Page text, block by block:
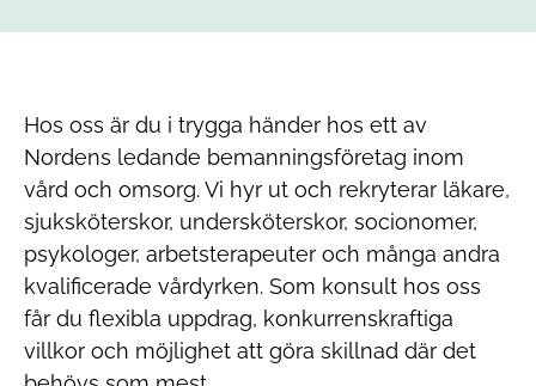
Hos oss är du i trygga händer hos ett av
Nordens ledande bemanningsföretag inom
vård och omsorg. Vi hyr ut och rekryterar läkare,
sjuksköterskor, undersköterskor, socionomer,
psykologer, arbetsterapeuter och många andra
kvalificerade vårdyrken. Som konsult hos oss
får du flexibla uppdrag, konkurrenskraftiga
villkor och möjlighet att göra skillnad där det